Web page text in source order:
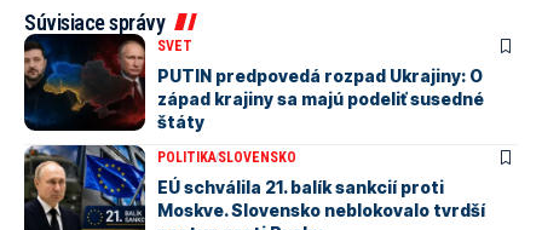
Súvisiace správy
SVET
PUTIN predpovedá rozpad Ukrajiny: O
západ krajiny sa majú podeliť susedné
štáty
POLITIKASLOVENSKO
EÚ schválila 21. balík sankcií proti
Moskve. Slovensko neblokovalo tvrdší